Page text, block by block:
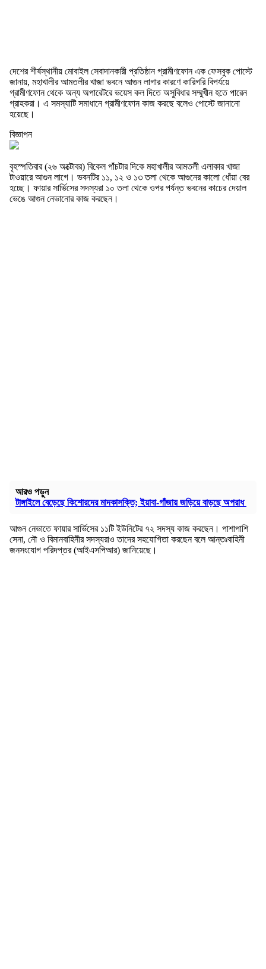
দেশের শীর্ষস্থানীয় মোবাইল সেবাদানকারী প্রতিষ্ঠান গ্রামীণফোন এক ফেসবুক পোস্টে
জানায়, মহাখালীর আমতলীর খাজা ভবনে আগুন লাগার কারণে কারিগরি বিপর্যয়ে
গ্রামীণফোন থেকে অন্য অপারেটরে ভয়েস কল দিতে অসুবিধার সম্মুখীন হতে পারেন
গ্রাহকরা। এ সমস্যাটি সমাধানে গ্রামীণফোন কাজ করছে বলেও পোস্টে জানানো
হয়েছে।
বিজ্ঞাপন
বৃহস্পতিবার (২৬ অক্টোবর) বিকেল পাঁচটার দিকে মহাখালীর আমতলী এলাকার খাজা
টাওয়ারে আগুন লাগে। ভবনটির ১১, ১২ ও ১৩ তলা থেকে আগুনের কালো ধোঁয়া বের
হচ্ছে। ফায়ার সার্ভিসের সদস্যরা ১০ তলা থেকে ওপর পর্যন্ত ভবনের কাচের দেয়াল
ভেঙে আগুন নেভানোর কাজ করছেন।
আরও পড়ুন
টাঙ্গাইলে বেড়েছে কিশোরদের মাদকাসক্তি; ইয়াবা-গাঁজায় জড়িয়ে বাড়ছে অপরাধ
আগুন নেভাতে ফায়ার সার্ভিসের ১১টি ইউনিটের ৭২ সদস্য কাজ করছেন। পাশাপাশি
সেনা, নৌ ও বিমানবাহিনীর সদস্যরাও তাদের সহযোগিতা করছেন বলে আন্তঃবাহিনী
জনসংযোগ পরিদপ্তর (আইএসপিআর) জানিয়েছে।